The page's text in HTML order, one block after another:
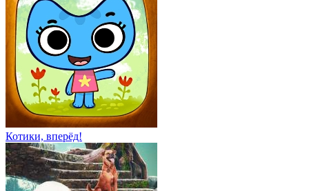
Котики, вперёд!